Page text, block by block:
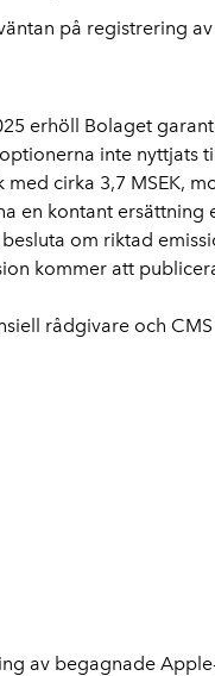
på registrering
erhöll Bolaget
inte
cirka 3,7 MSEK,
en kontant
om riktad
kommer att
rådgivare och
av begagnade